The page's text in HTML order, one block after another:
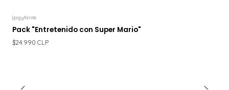
|pigyfante
Pack "Entretenido con Super Mario"
$24.990 CLP